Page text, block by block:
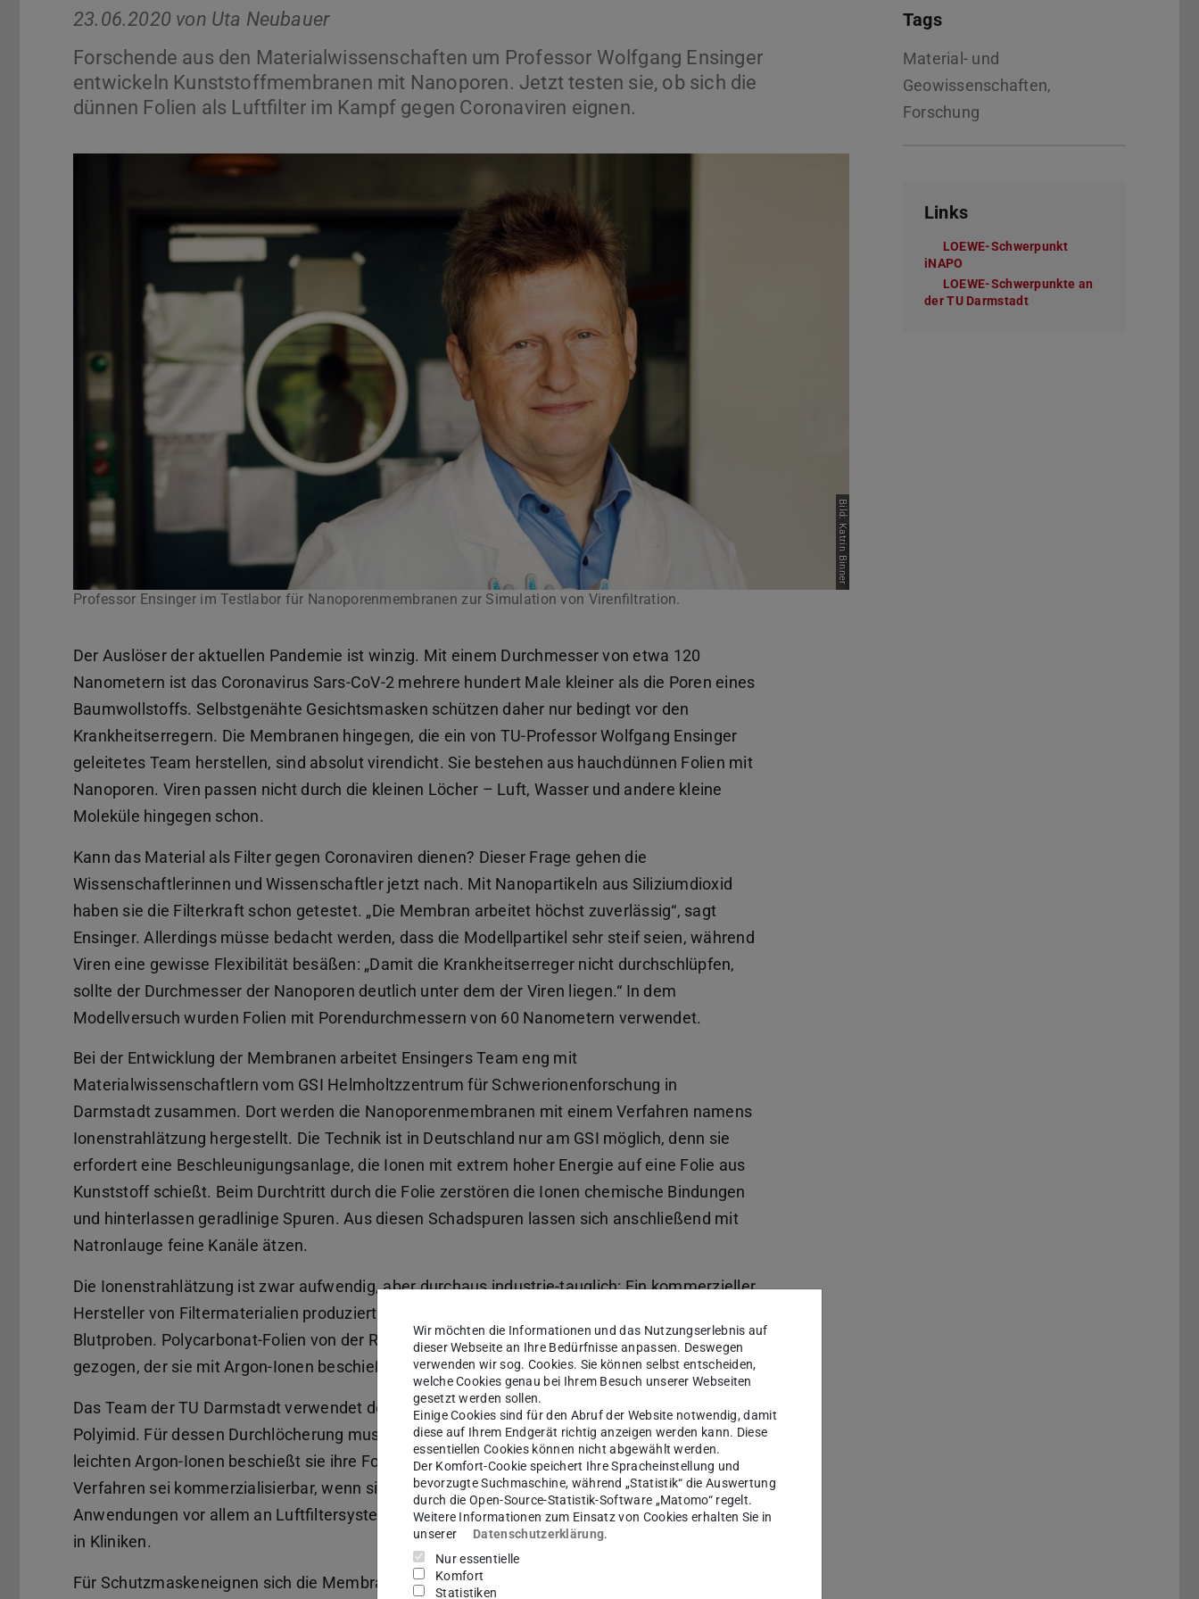
23.06.2020 von Uta Neubauer
Forschende aus den Materialwissenschaften um Professor Wolfgang Ensinger
entwickeln Kunststoffmembranen mit Nanoporen. Jetzt testen sie, ob sich die
dünnen Folien als Luftfilter im Kampf gegen Coronaviren eignen.
Bild: Katrin Binner
Professor Ensinger im Testlabor für Nanoporenmembranen zur Simulation von Virenfiltration.
Der Auslöser der aktuellen Pandemie ist winzig. Mit einem Durchmesser von etwa 120
Nanometern ist das Coronavirus Sars-CoV-2 mehrere hundert Male kleiner als die Poren eines
Baumwollstoffs. Selbstgenähte Gesichtsmasken schützen daher nur bedingt vor den
Krankheitserregern. Die Membranen hingegen, die ein von TU-Professor Wolfgang Ensinger
geleitetes Team herstellen, sind absolut virendicht. Sie bestehen aus hauchdünnen Folien mit
Nanoporen. Viren passen nicht durch die kleinen Löcher – Luft, Wasser und andere kleine
Moleküle hingegen schon.
Kann das Material als Filter gegen Coronaviren dienen? Dieser Frage gehen die
Wissenschaftlerinnen und Wissenschaftler jetzt nach. Mit Nanopartikeln aus Siliziumdioxid
haben sie die Filterkraft schon getestet. „Die Membran arbeitet höchst zuverlässig“, sagt
Ensinger. Allerdings müsse bedacht werden, dass die Modellpartikel sehr steif seien, während
Viren eine gewisse Flexibilität besäßen: „Damit die Krankheitserreger nicht durchschlüpfen,
sollte der Durchmesser der Nanoporen deutlich unter dem der Viren liegen.“ In dem
Modellversuch wurden Folien mit Porendurchmessern von 60 Nanometern verwendet.
Bei der Entwicklung der Membranen arbeitet Ensingers Team eng mit
Materialwissenschaftlern vom GSI Helmholtzzentrum für Schwerionenforschung in
Darmstadt zusammen. Dort werden die Nanoporenmembranen mit einem Verfahren namens
Ionenstrahlätzung hergestellt. Die Technik ist in Deutschland nur am GSI möglich, denn sie
erfordert eine Beschleunigungsanlage, die Ionen mit extrem hoher Energie auf eine Folie aus
Kunststoff schießt. Beim Durchtritt durch die Folie zerstören die Ionen chemische Bindungen
und hinterlassen geradlinige Spuren. Aus diesen Schadspuren lassen sich anschließend mit
Natronlauge feine Kanäle ätzen.
Die Ionenstrahlätzung ist zwar aufwendig, aber durchaus industrie-tauglich: Ein kommerzieller
Hersteller von Filtermaterialien produziert damit bereits Membranen für die Aufbereitung von
Blutproben. Polycarbonat-Folien von der Rolle werden dafür erst durch den Beschleuniger
gezogen, der sie mit Argon-Ionen beschießt, und dann durch das Ätzbad.
Das Team der TU Darmstadt verwendet den extrem stabilen und hitzeresistenten Kunststoff
Polyimid. Für dessen Durchlöcherung muss die Gruppe härteres Geschütz auffahren: Statt mit
leichten Argon-Ionen beschießt sie ihre Folien mit schweren Gold-Ionen. Auch dieses
Verfahren sei kommerzialisierbar, wenn sich ein Markt ergebe, betont Ensinger. Er denkt bei
Anwendungen vor allem an Luftfiltersysteme, etwa für Virenlabore oder Quarantänestationen
in Kliniken.
Für Schutzmaskeneignen sich die Membranen bislang nicht, da sie nur zu zehn Prozent aus
Tags
Material- und
Geowissenschaften,
Forschung
Links
LOEWE-Schwerpunkt
iNAPO
LOEWE-Schwerpunkte an
der TU Darmstadt
Wir möchten die Informationen und das Nutzungserlebnis auf
dieser Webseite an Ihre Bedürfnisse anpassen. Deswegen
verwenden wir sog. Cookies. Sie können selbst entscheiden,
welche Cookies genau bei Ihrem Besuch unserer Webseiten
gesetzt werden sollen.
Einige Cookies sind für den Abruf der Website notwendig, damit
diese auf Ihrem Endgerät richtig anzeigen werden kann. Diese
essentiellen Cookies können nicht abgewählt werden.
Der Komfort-Cookie speichert Ihre Spracheinstellung und
bevorzugte Suchmaschine, während „Statistik“ die Auswertung
durch die Open-Source-Statistik-Software „Matomo“ regelt.
Weitere Informationen zum Einsatz von Cookies erhalten Sie in
unserer
Datenschutzerklärung.
Nur essentielle
Komfort
Statistiken